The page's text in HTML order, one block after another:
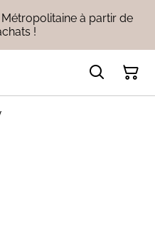
à partir de
!